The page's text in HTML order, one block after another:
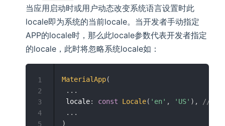
当应用启动时或用户动态改变系统语言设置时此
locale即为系统的当前locale。当开发者手动指定
APP的locale时，那么此locale参数代表开发者指定
的locale，此时将忽略系统locale如：
MaterialApp(
. . .
locale: const Locale( 'en' , 'US' ) ,
//手
. . .
)
1
2
3
4
5